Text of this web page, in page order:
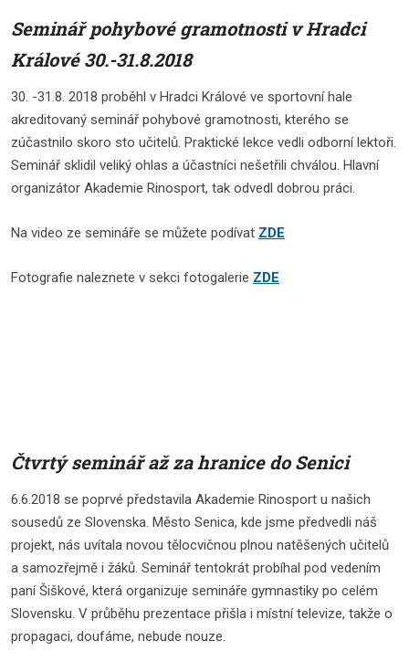
Seminář pohybové gramotnosti v Hradci
Králové 30.-31.8.2018
30. -31.8. 2018 proběhl v Hradci Králové ve sportovní hale
akreditovaný seminář pohybové gramotnosti, kterého se
zúčastnilo skoro sto učitelů. Praktické lekce vedli odborní lektoři.
Seminář sklidil veliký ohlas a účastníci nešetřili chválou. Hlavní
organizátor Akademie Rinosport, tak odvedl dobrou práci.
Na video ze semináře se můžete podívat ZDE
Fotografie naleznete v sekci fotogalerie ZDE
Čtvrtý seminář až za hranice do Senici
6.6.2018 se poprvé představila Akademie Rinosport u našich
sousedů ze Slovenska. Město Senica, kde jsme předvedli náš
projekt, nás uvítala novou tělocvičnou plnou natěšených učitelů
a samozřejmě i žáků. Seminář tentokrát probíhal pod vedením
paní Šiškové, která organizuje semináře gymnastiky po celém
Slovensku. V průběhu prezentace přišla i místní televize, takže o
propagaci, doufáme, nebude nouze.